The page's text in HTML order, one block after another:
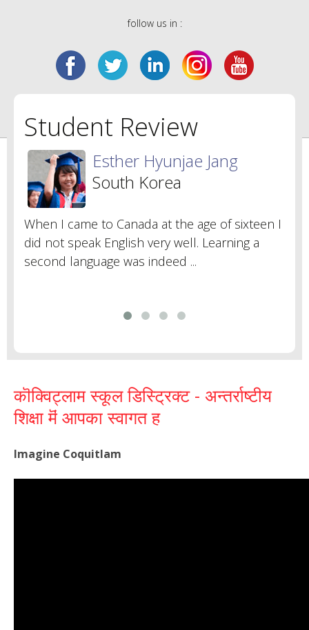
follow us in :
Student Review
Esther Hyunjae Jang
South Korea
When I came to Canada at the age of sixteen I
did not speak English very well. Learning a
second language was indeed ...
कॊक्विट्लाम स्कूल डिस्ट्रिक्ट ‍‍- अन्तर्राष्टीय
शिक्षा मॆं आपका स्वागत ह
Imagine Coquitlam